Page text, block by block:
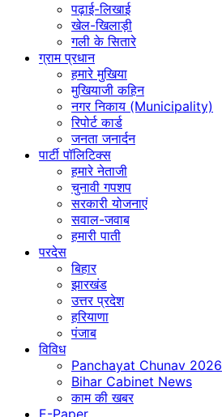
पढ़ाई-लिखाई
खेल-खिलाड़ी
गली के सितारे
ग्राम प्रधान
हमारे मुखिया
मुखियाजी कहिन
नगर निकाय (Municipality)
रिपोर्ट कार्ड
जनता जनार्दन
पार्टी पॉलिटिक्स
हमारे नेताजी
चुनावी गपशप
सरकारी योजनाएं
सवाल-जवाब
हमारी पाती
परदेस
बिहार
झारखंड
उत्तर प्रदेश
हरियाणा
पंजाब
विविध
Panchayat Chunav 2026
Bihar Cabinet News
काम की खबर
E-Paper